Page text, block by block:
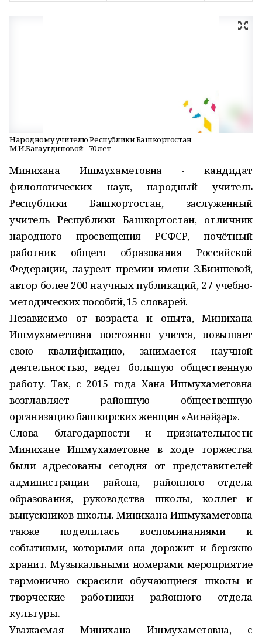
Народному учителю Республики Башкортостан
М.И.Багаутдиновой - 70 лет
Минихана Ишмухаметовна - кандидат
филологических наук, народный учитель
Республики Башкортостан, заслуженный
учитель Республики Башкортостан, отличник
народного просвещения РСФСР, почётный
работник общего образования Российской
Федерации, лауреат премии имени З.Биишевой,
автор более 200 научных публикаций, 27 учебно-
методических пособий, 15 словарей.
Независимо от возраста и опыта, Минихана
Ишмухаметовна постоянно учится, повышает
свою квалификацию, занимается научной
деятельностью, ведет большую общественную
работу. Так, с 2015 года Хана Ишмухаметовна
возглавляет районную общественную
организацию башкирских женщин «Ағинәйҙәр».
Слова благодарности и признательности
Минихане Ишмухаметовне в ходе торжества
были адресованы сегодня от представителей
администрации района, районного отдела
образования, руководства школы, коллег и
выпускников школы. Минихана Ишмухаметовна
также поделилась воспоминаниями и
событиями, которыми она дорожит и бережно
хранит. Музыкальными номерами мероприятие
гармонично скрасили обучающиеся школы и
творческие работники районного отдела
культуры.
Уважаемая Минихана Ишмухаметовна, с